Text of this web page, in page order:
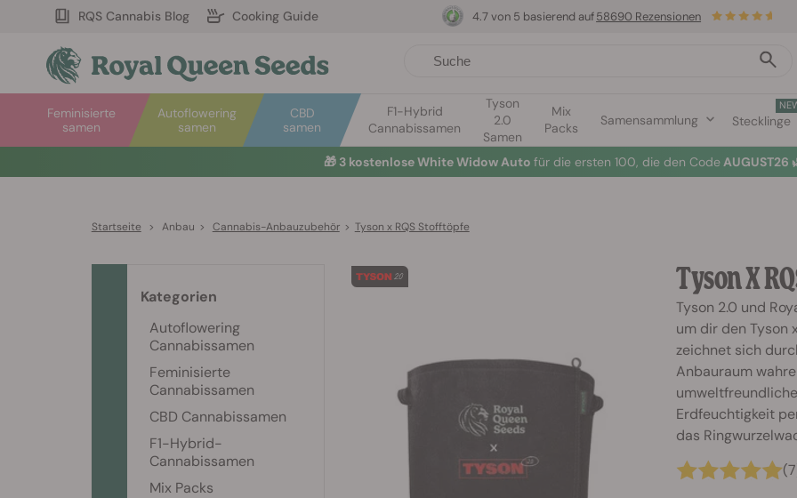
RQS Cannabis Blog Cooking Guide
Autoflowering
samen
Feminisierte
samen
CBD
samen
F1-Hybrid
Cannabissamen
Tyson
2.0
Samen
Mix
Packs
Samensammlung Stecklinge
4.7 von 5 basierend auf58690 Rezensionen
🎁 3 kostenlose White Widow Auto für die ersten 100, die den Code AUGUST26
Startseite > Anbau > Cannabis-Anbauzubehör > Tyson x RQS Stofftöpfe
Tyson X
Tyson 2.0 und
um dir den Tyson
zeichnet sich
Anbauraum
Erdfeuchtigkeit
das
Kategorien
Autoflowering
Cannabissamen
Feminisierte
Cannabissamen
CBD Cannabissamen
F1-Hybrid-
Cannabissamen
Mix Packs